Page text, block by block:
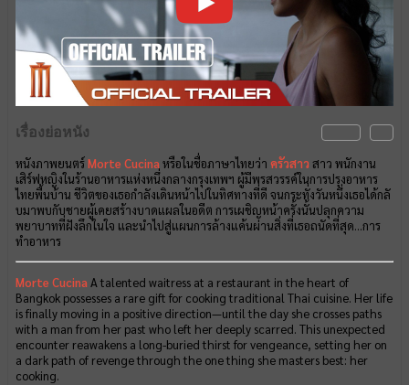
เรื่องย่อหนัง
หนังภาพยนตร์Morte Cucina หรือในชื่อภาษาไทยว่า ครัวสาว สาว พนักงาน
เสิร์ฟหญิงในร้านอาหารแห่งหนึ่งกลางกรุงเทพฯ ผู้มีพรสวรรค์ในการปรุงอาหาร
ไทยพื้นบ้าน ชีวิตของเธอกำลังเดินหน้าไปในทิศทางที่ดี จนกระทั่งวันหนึ่งเธอได้กลั
บมาพบกับชายผู้เคยสร้างบาดแผลในอดีต การเผชิญหน้าครั้งนั้นปลุกความ
พยาบาทที่ฝังลึกในใจ และนำไปสู่แผนการล้างแค้นผ่านสิ่งที่เธอถนัดที่สุด...การ
ทำอาหาร
Morte Cucina A talented waitress at a restaurant in the heart of
Bangkok possesses a rare gift for cooking traditional Thai cuisine. Her life
is finally moving in a positive direction—until the day she crosses paths
with a man from her past who left her deeply scarred. This unexpected
encounter reawakens a long-buried thirst for vengeance, setting her on
a dark path of revenge through the one thing she masters best: her
cooking.